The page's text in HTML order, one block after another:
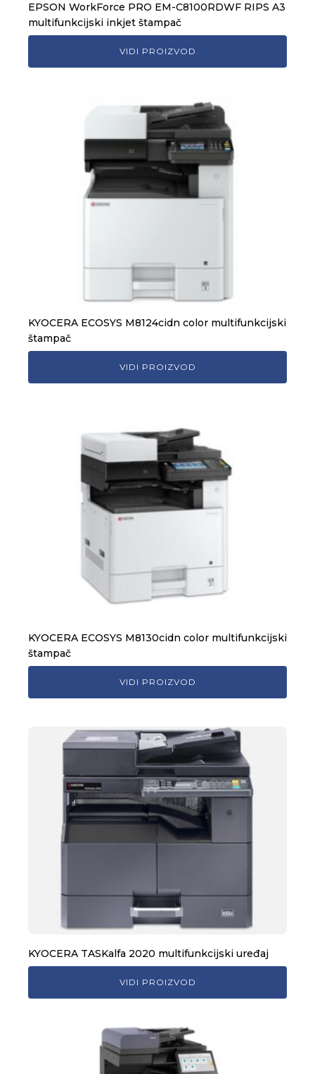
EPSON WorkForce PRO EM-C8100RDWF RIPS A3
multifunkcijski inkjet štampač
VIDI PROIZVOD
KYOCERA ECOSYS M8124cidn color multifunkcijski
štampač
VIDI PROIZVOD
KYOCERA ECOSYS M8130cidn color multifunkcijski
štampač
VIDI PROIZVOD
KYOCERA TASKalfa 2020 multifunkcijski uređaj
VIDI PROIZVOD